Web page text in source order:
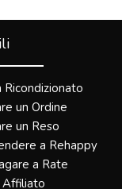
Ricondizionato
un Ordine
un Reso
a Rehappy
a Rate